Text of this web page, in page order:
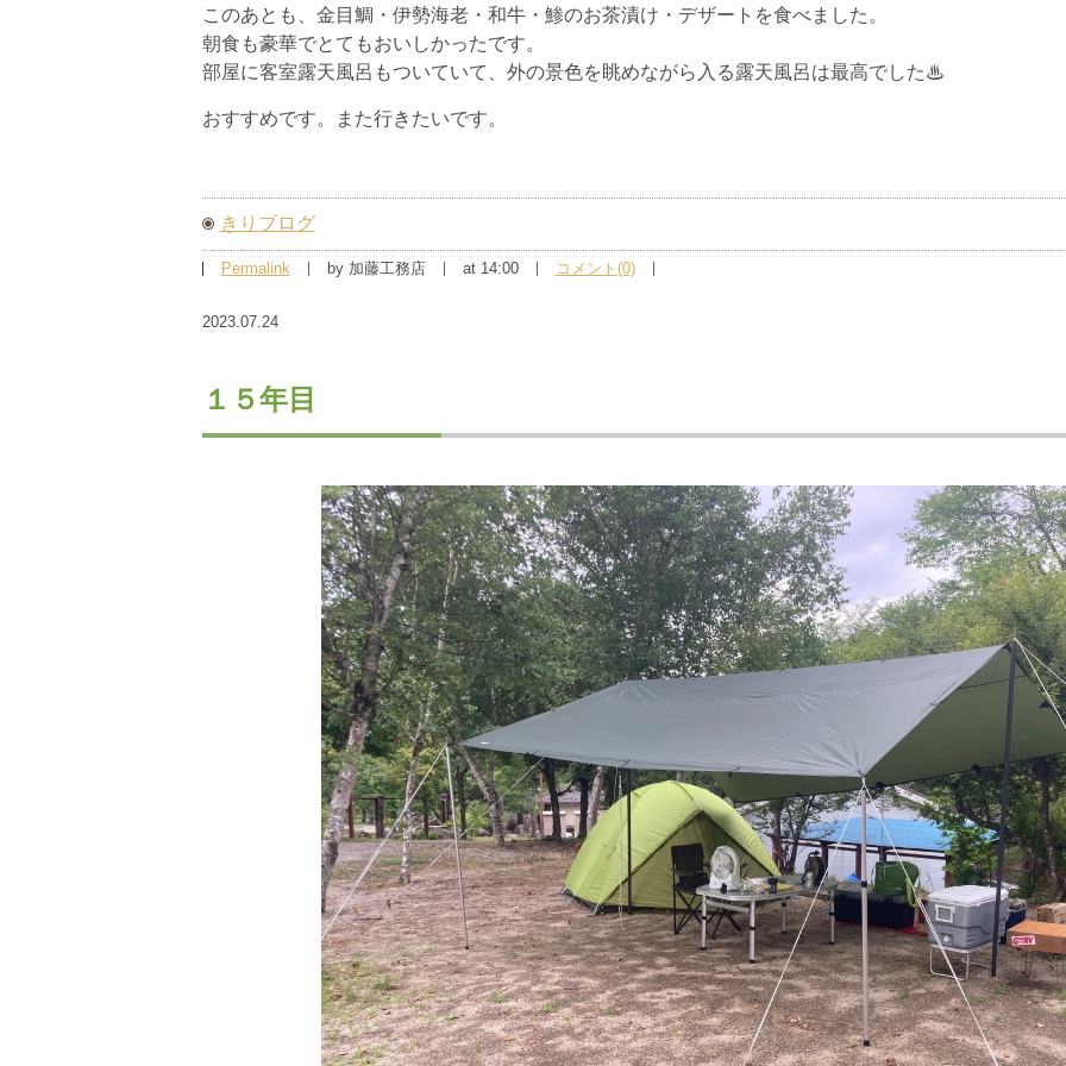
このあとも、金目鯛・伊勢海老・和牛・鯵のお茶漬け・デザートを食べました。
朝食も豪華でとてもおいしかったです。
部屋に客室露天風呂もついていて、外の景色を眺めながら入る露天風呂は最高でした♨
おすすめです。また行きたいです。
きりブログ
Permalink by 加藤工務店 at 14:00 コメント(0)
2023.07.24
１５年目